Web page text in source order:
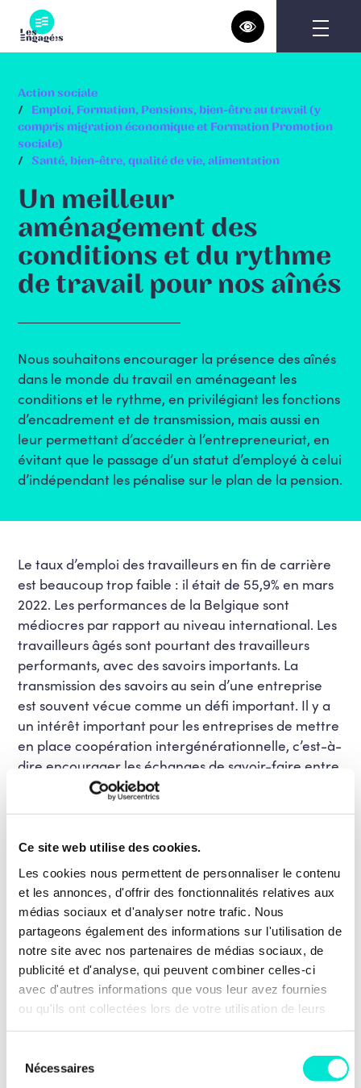
Ce site web utilise des cookies.
Les cookies nous permettent de personnaliser le contenu
et les annonces, d'offrir des fonctionnalités relatives aux
médias sociaux et d'analyser notre trafic. Nous
partageons également des informations sur l'utilisation de
notre site avec nos partenaires de médias sociaux, de
publicité et d'analyse, qui peuvent combiner celles-ci
avec d'autres informations que vous leur avez fournies
ou qu'ils ont collectées lors de votre utilisation de leurs
Nécessaires
content
Action sociale
Emploi, Formation, Pensions, bien-être au travail (y
compris migration économique et Formation Promotion
sociale)
Santé, bien-être, qualité de vie, alimentation
Un meilleur
aménagement des
conditions et du rythme
de travail pour nos aînés
Nous souhaitons encourager la présence des aînés
dans le monde du travail en aménageant les
conditions et le rythme, en privilégiant les fonctions
d’encadrement et de transmission, mais aussi en
leur permettant d’accéder à l’entrepreneuriat, en
évitant que le passage d’un statut d’employé à celui
d’indépendant les pénalise sur le plan de la pension.
Le taux d’emploi des travailleurs en fin de carrière
est beaucoup trop faible : il était de 55,9% en mars
2022. Les performances de la Belgique sont
médiocres par rapport au niveau international. Les
travailleurs âgés sont pourtant des travailleurs
performants, avec des savoirs importants. La
transmission des savoirs au sein d’une entreprise
est souvent vécue comme un défi important. Il y a
un intérêt important pour les entreprises de mettre
en place coopération intergénérationnelle, c’est-à-
dire encourager les échanges de savoir-faire entre
les générations.
Il sera donc important de soutenir toute initiative
permettant le partage de savoir entre les
de marrainage, qui permettent à l’employeur de
payer moins de cotisations sociales, par exemple.
Les jeunes peuvent aussi former les travailleurs
âgés, selon la philosophie du « reverse mentoring ».
Des aménagements de fin de carrière doivent donc
être rendus réalisables afin de permettre aux
travailleurs en fin de carrière d’aménager leurs
entreprises d’anticiper le remplacement de ceux-ci.